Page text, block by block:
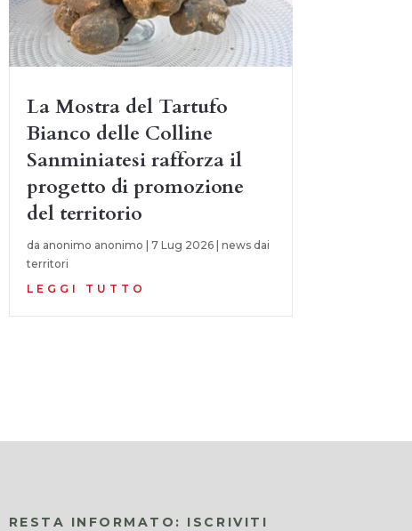
La Mostra del Tartufo
Bianco delle Colline
Sanminiatesi rafforza il
progetto di promozione
del territorio
da anonimo anonimo | 7 Lug 2026| news dai
territori
LEGGI TUTTO
RESTA INFORMATO: ISCRIVITI